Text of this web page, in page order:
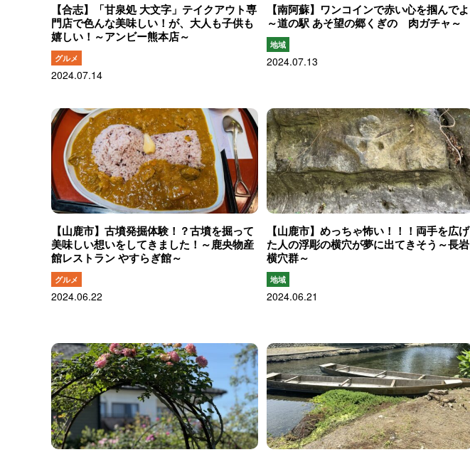
【合志】「甘泉処 大文字」テイクアウト専
門店で色んな美味しい！が、大人も子供も
嬉しい！～アンビー熊本店～
グルメ
2024.07.14
【南阿蘇】ワンコインで赤い心を掴んでよ
～道の駅 あそ望の郷くぎの 肉ガチャ～
地域
2024.07.13
【山鹿市】古墳発掘体験！？古墳を掘って
美味しい想いをしてきました！～鹿央物産
館レストラン やすらぎ館～
グルメ
2024.06.22
【山鹿市】めっちゃ怖い！！！両手を広げ
た人の浮彫の横穴が夢に出てきそう～長岩
横穴群～
地域
2024.06.21